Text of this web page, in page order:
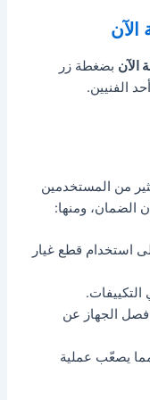
الآن
الآن بضغطة زر
الفنيين.
من المستخدمين
الضمان، ومنها:
استخدام قطع غيار
فصل الجهاز عن
يصعّب عملية